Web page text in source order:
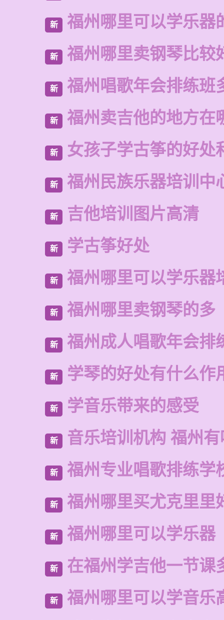
新 福州哪里可以学乐器
新 福州哪里卖钢琴比较
新 福州唱歌年会排练班
新 福州卖吉他的地方在
新 女孩子学古筝的好处
新 福州民族乐器培训中
新 吉他培训图片高清
新 学古筝好处
新 福州哪里可以学乐器
新 福州哪里卖钢琴的多
新 福州成人唱歌年会排
新 学琴的好处有什么作
新 学音乐带来的感受
新 音乐培训机构 福州
新 福州专业唱歌排练学
新 福州哪里买尤克里里
新 福州哪里可以学乐器
新 在福州学吉他一节课
新 福州哪里可以学音乐